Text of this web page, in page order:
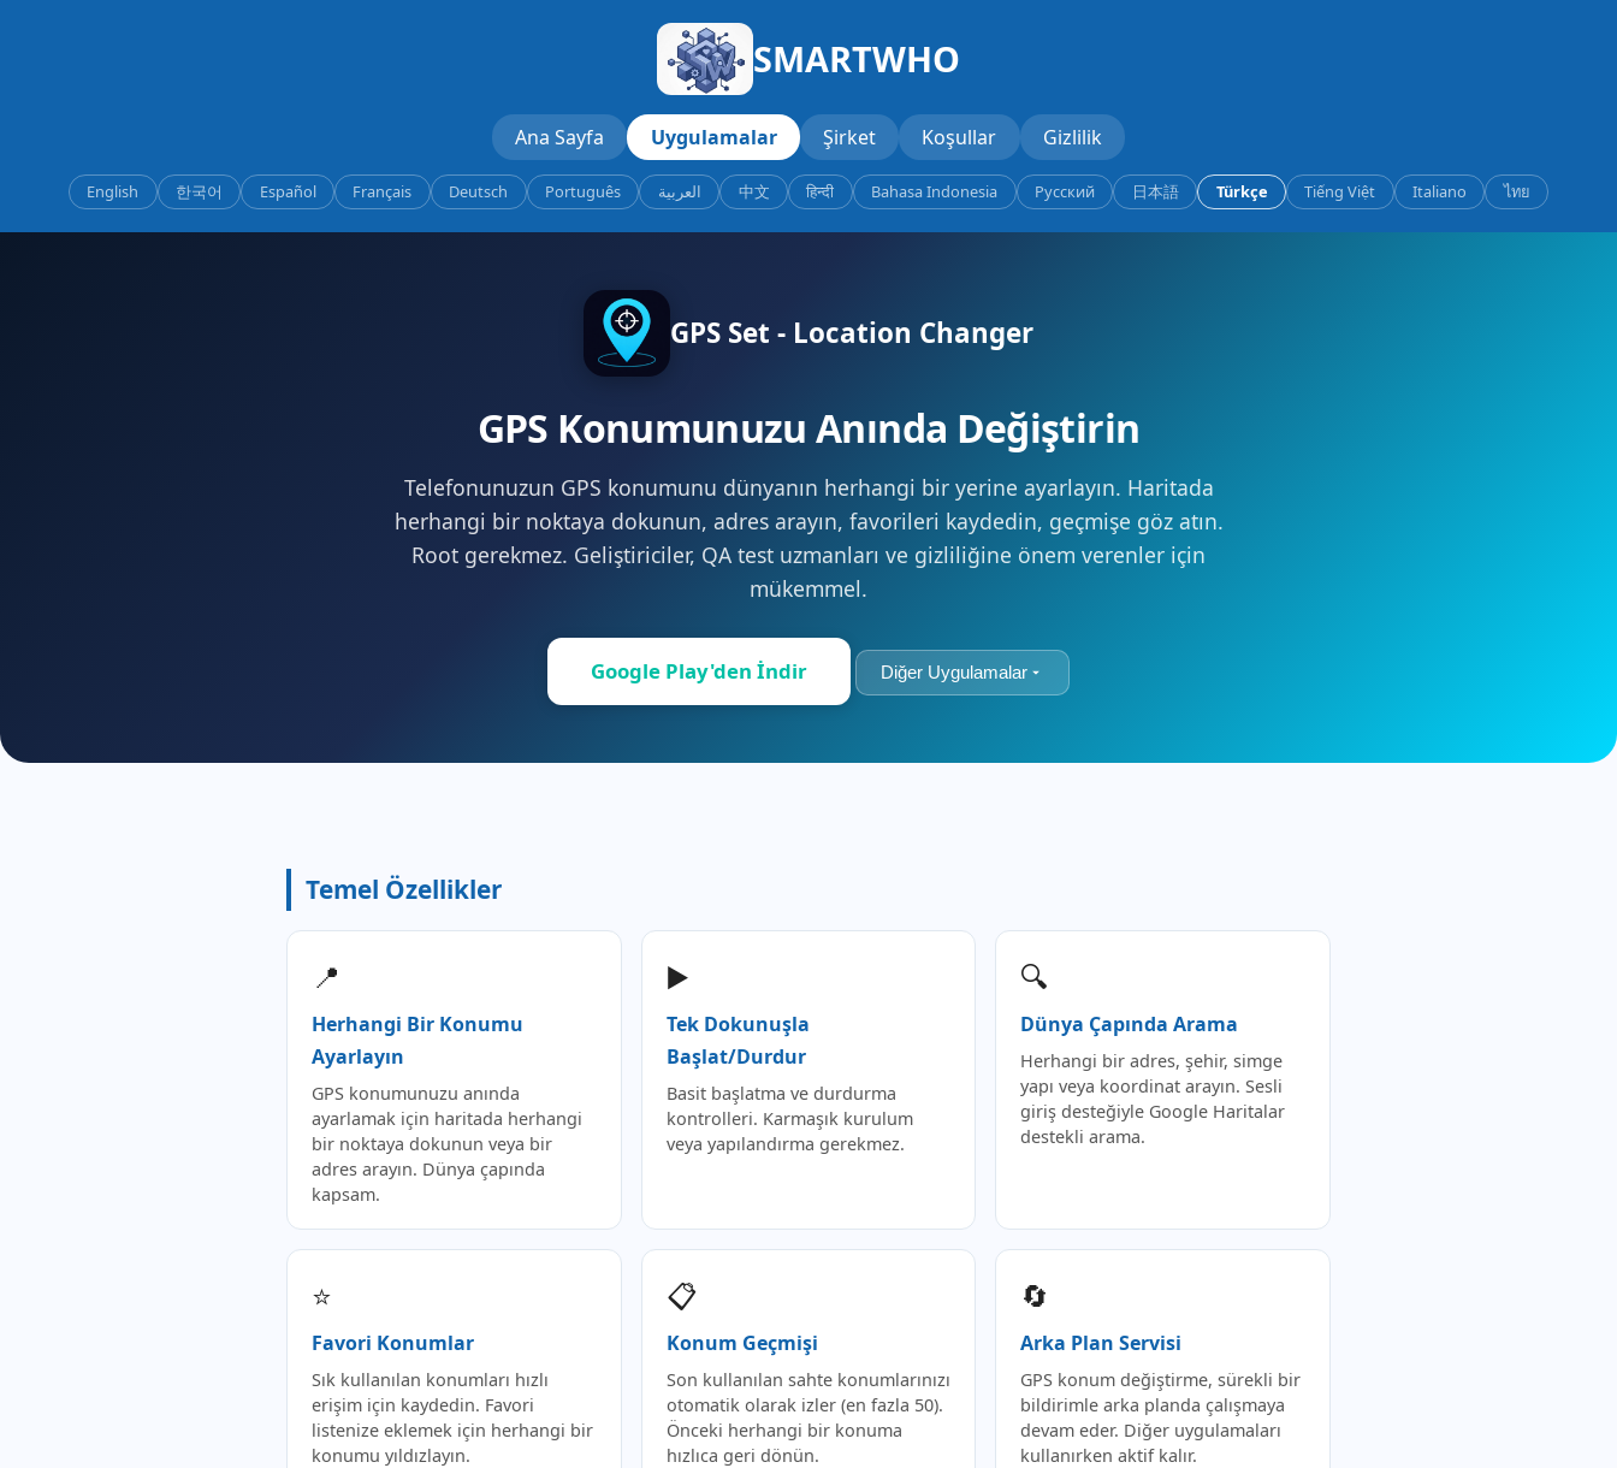
SMARTWHO
Ana Sayfa Uygulamalar Şirket Koşullar Gizlilik
English 한국어 Español Français Deutsch Português العربية 中文 हिन्दी Bahasa Indonesia Русский 日本語 Türkçe Tiếng Việt Italiano ไทย
GPS Set - Location Changer
GPS Konumunuzu Anında Değiştirin
Telefonunuzun GPS konumunu dünyanın herhangi bir yerine ayarlayın. Haritada
herhangi bir noktaya dokunun, adres arayın, favorileri kaydedin, geçmişe göz atın.
Root gerekmez. Geliştiriciler, QA test uzmanları ve gizliliğine önem verenler için
mükemmel.
Google Play'den İndir Diğer Uygulamalar
Temel Özellikler
📍
Herhangi Bir Konumu
Ayarlayın
GPS konumunuzu anında
ayarlamak için haritada herhangi
bir noktaya dokunun veya bir
adres arayın. Dünya çapında
kapsam.
▶️
Tek Dokunuşla
Başlat/Durdur
Basit başlatma ve durdurma
kontrolleri. Karmaşık kurulum
veya yapılandırma gerekmez.
🔍
Dünya Çapında Arama
Herhangi bir adres, şehir, simge
yapı veya koordinat arayın. Sesli
giriş desteğiyle Google Haritalar
destekli arama.
⭐
Favori Konumlar
Sık kullanılan konumları hızlı
erişim için kaydedin. Favori
listenize eklemek için herhangi bir
konumu yıldızlayın.
📋
Konum Geçmişi
Son kullanılan sahte konumlarınızı
otomatik olarak izler (en fazla 50).
Önceki herhangi bir konuma
hızlıca geri dönün.
🔄
Arka Plan Servisi
GPS konum değiştirme, sürekli bir
bildirimle arka planda çalışmaya
devam eder. Diğer uygulamaları
kullanırken aktif kalır.